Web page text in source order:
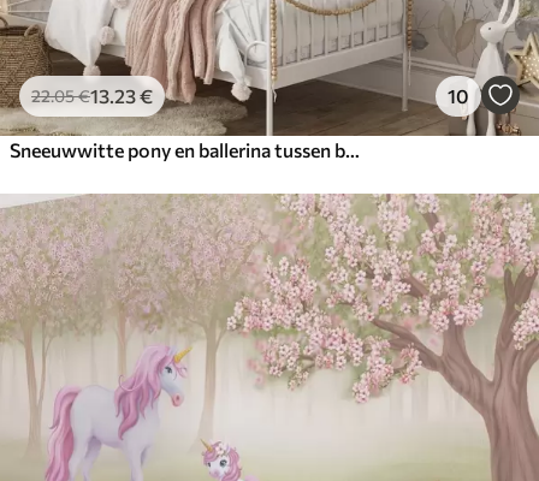
22.05€13 .23€ 10